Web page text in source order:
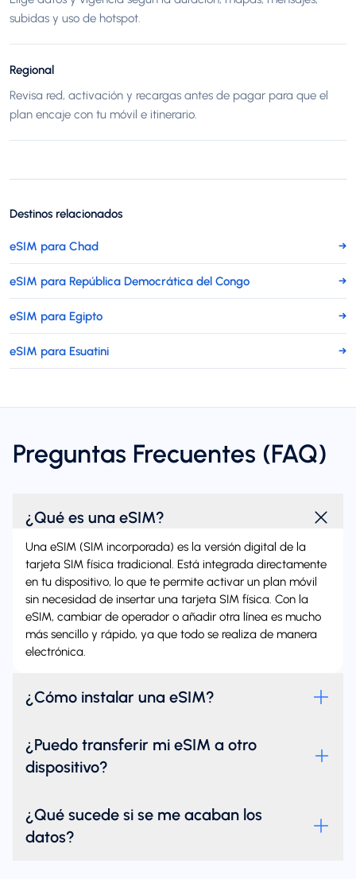
subidas y uso de hotspot.
Regional
Revisa red, activación y recargas antes de pagar para que el
plan encaje con tu móvil e itinerario.
Destinos relacionados
eSIM para Chad →
eSIM para República Democrática del Congo →
eSIM para Egipto →
eSIM para Esuatini →
Preguntas Frecuentes (FAQ)
¿Qué es una eSIM?
Una eSIM (SIM incorporada) es la versión digital de la
tarjeta SIM física tradicional. Está integrada directamente
en tu dispositivo, lo que te permite activar un plan móvil
sin necesidad de insertar una tarjeta SIM física. Con la
eSIM, cambiar de operador o añadir otra línea es mucho
más sencillo y rápido, ya que todo se realiza de manera
electrónica.
¿Cómo instalar una eSIM?
¿Puedo transferir mi eSIM a otro
dispositivo?
¿Qué sucede si se me acaban los
datos?